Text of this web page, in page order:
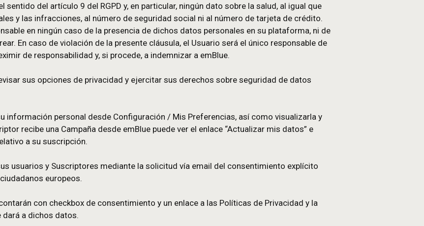
datos sean rectificados, completados, aclarados, actualizados o eliminados cuando sean
o desactualizados, o cuando los titulares deseen prohibir su recopilación o uso,
emBlue y que le corresponde eliminar los datos a medida que venza su plazo de
emBlue eliminar dichos datos al término de su relación contractual con el Usuario.
a no incluir en las listas de distribución descargadas en la plataforma de emBlue
en el sentido del artículo 9 del RGPD y, en particular, ningún dato sobre la salud, al igual que
penales y las infracciones, al número de seguridad social ni al número de tarjeta de crédito.
acarrear. En caso de violación de la presente cláusula, el Usuario será el único responsable
a eximir de responsabilidad y, si procede, a indemnizar a emBlue.